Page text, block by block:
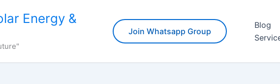
Energy &
Join Whatsapp Group
Blog